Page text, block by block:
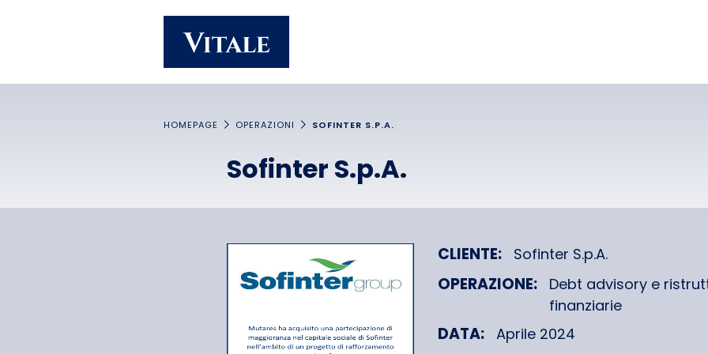
HOMEPAGE OPERAZIONI SOFINTER S.P.A.
Sofinter S.p.A.
CLIENTE: Sofinter S.p.A.
OPERAZIONE:
Debt advisory e
finanziarie
DATA: Aprile 2024